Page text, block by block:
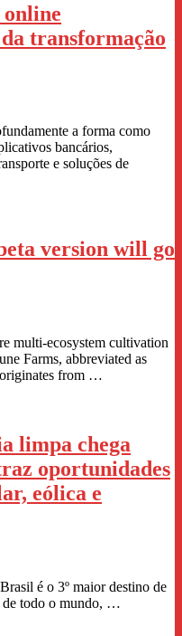
online
transformação
a forma como
bancários,
e soluções de
version will go
multi-ecosystem cultivation
Farms, abbreviated as
from …
limpa chega
oportunidades
eólica e
é o 3º maior destino de
de todo o mundo, …